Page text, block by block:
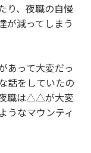
り、夜職の自慢
が減ってしまう
あって大変だっ
話をしていたの
職は△△が大変
うなマウンティ